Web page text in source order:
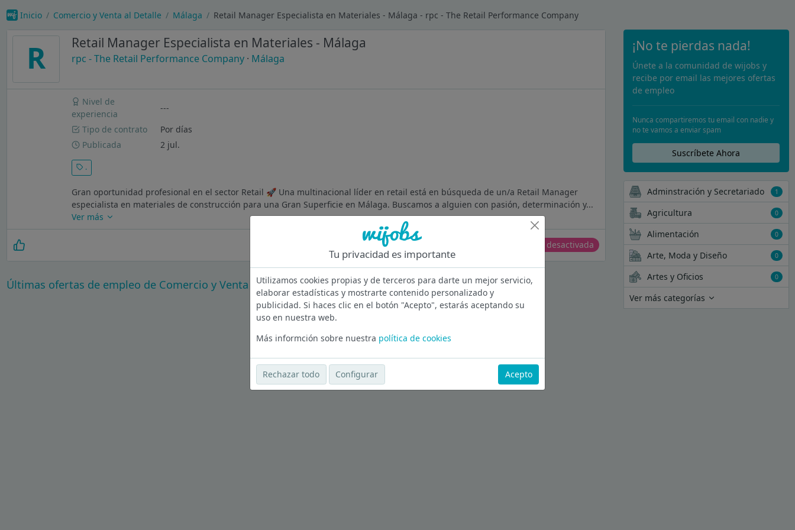
Inicio Comercio y Venta al Detalle Málaga Retail Manager Especialista en Materiales - Málaga - rpc - The Retail Performance Company
R Retail Manager Especialista en Materiales - Málaga
rpc - The Retail Performance Company · Málaga
Nivel de
experiencia
---
Tipo de contrato
Por días
Publicada
2 jul.
.
Gran oportunidad profesional en el sector Retail 🚀 Una multinacional líder en retail está en búsqueda de un/a Retail Manager
especialista en materiales de construcción para una Gran Superficie en Málaga. Buscamos a alguien con pasión, determinación y...
Ver más
Oferta desactivada
Últimas ofertas de empleo de Comercio y Venta al Detalle en Málaga
Ver más ofertas
¡No te pierdas nada!
Únete a la comunidad de wijobs y
recibe por email las mejores ofertas
de empleo
Nunca compartiremos tu email con nadie y
no te vamos a enviar spam
Suscríbete Ahora
Adminstración y Secretariado 1
Agricultura 0
Alimentación 0
Arte, Moda y Diseño 0
Artes y Oficios 0
Ver más categorías
Tu privacidad es importante
Utilizamos cookies propias y de terceros para darte un mejor servicio,
elaborar estadísticas y mostrarte contenido personalizado y
publicidad. Si haces clic en el botón "Acepto", estarás aceptando su
uso en nuestra web.
Más informción sobre nuestra política de cookies
Rechazar todo Configurar Acepto